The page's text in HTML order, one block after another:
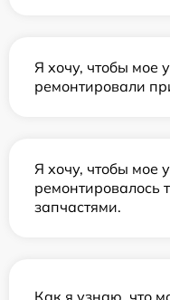
Я хочу, чтобы мое
ремонтировали
Я хочу, чтобы мое
ремонтировалось
запчастями.
Как я узнаю, что